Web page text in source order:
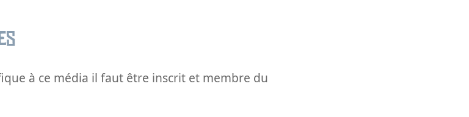
à ce média il faut être inscrit et membre du